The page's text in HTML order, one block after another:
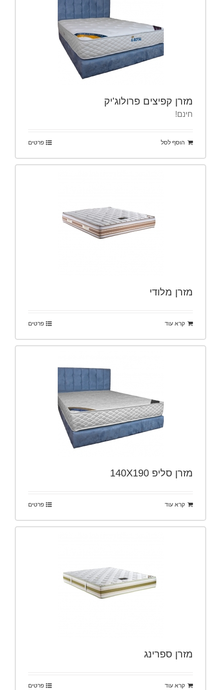
מזרן קפיצים פרולוג'יק
חינם!
הוסף לסל פרטים
מזרן מלודי
קרא עוד פרטים
מזרן סליפ 140X190
קרא עוד פרטים
מזרן ספרינג
קרא עוד פרטים